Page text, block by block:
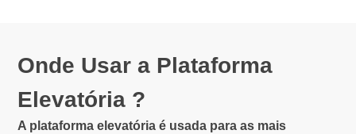
Onde Usar a Plataforma
Elevatória ?
A plataforma elevatória é usada para as mais